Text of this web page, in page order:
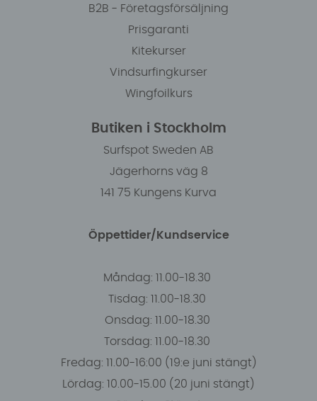
B2B - Företagsförsäljning
Prisgaranti
Kitekurser
Vindsurfingkurser
Wingfoilkurs
Butiken i Stockholm
Surfspot Sweden AB
Jägerhorns väg 8
141 75 Kungens Kurva
Öppettider/Kundservice
Måndag: 11.00-18.30
Tisdag: 11.00-18.30
Onsdag: 11.00-18.30
Torsdag: 11.00-18.30
Fredag: 11.00-16:00 (19:e juni stängt)
Lördag: 10.00-15.00 (20 juni stängt)